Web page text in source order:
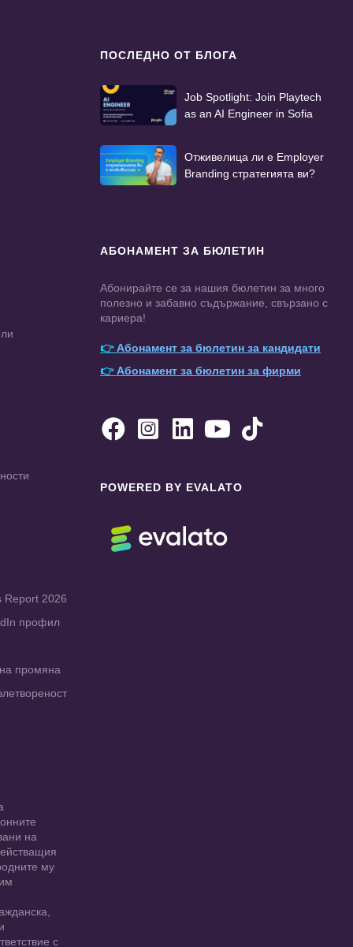
Report 2026
профил
промяна
на
му
с
ПОСЛЕДНО ОТ БЛОГА
Job Spotlight: Join Playtech
as an AI Engineer in Sofia
Отживелица ли е Employer
Branding стратегията ви?
АБОНАМЕНТ ЗА БЮЛЕТИН
Абонирайте се за нашия бюлетин за много
полезно и забавно съдържание, свързано с
кариера!
👉Абонамент за бюлетин за кандидати
👉Абонамент за бюлетин за фирми
    
POWERED BY EVALATO